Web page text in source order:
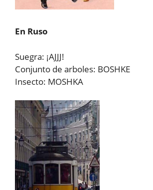
En Ruso
Suegra: ¡AJJJ!
Conjunto de arboles: BOSHKE
Insecto: MOSHKA